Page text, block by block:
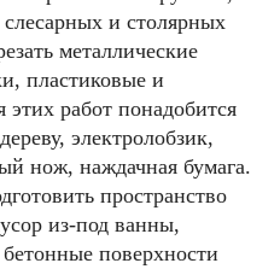
и столярных
металлические
пластиковые и
работ понадобится
электролобзик,
нож, наждачная бумага.
пространство
из-под ванны,
поверхности